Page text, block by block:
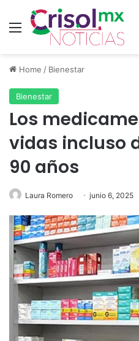
Menu
Home / Bienestar
Bienestar
Los
vidas incluso
90 años
Laura Romero junio 6, 2025